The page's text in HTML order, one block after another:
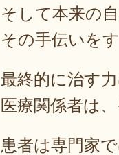
そして本来の
その手伝いを
最終的に治す
医療関係者は
患者は専門家